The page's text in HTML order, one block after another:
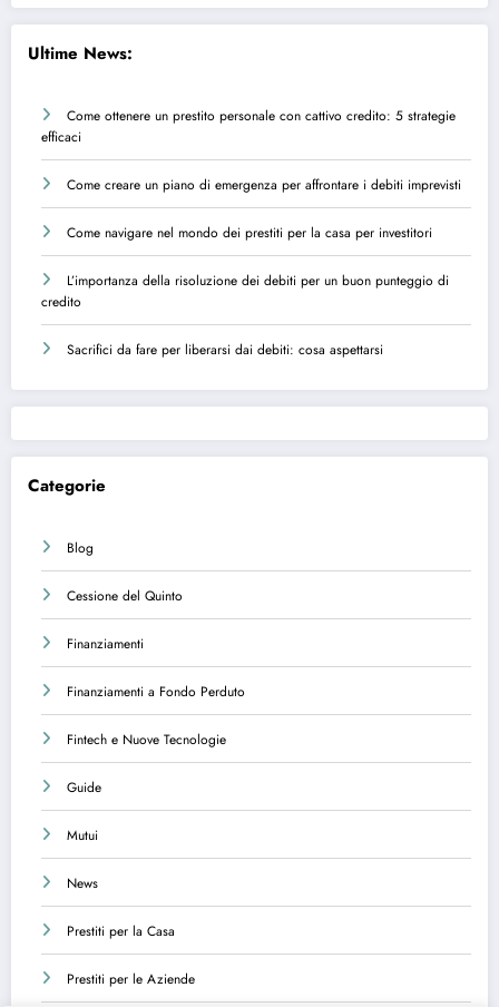
Ultime News:
Come ottenere un prestito personale con cattivo credito: 5 strategie
efficaci
Come creare un piano di emergenza per affrontare i debiti imprevisti
Come navigare nel mondo dei prestiti per la casa per investitori
L’importanza della risoluzione dei debiti per un buon punteggio di
credito
Sacrifici da fare per liberarsi dai debiti: cosa aspettarsi
Categorie
Blog
Cessione del Quinto
Finanziamenti
Finanziamenti a Fondo Perduto
Fintech e Nuove Tecnologie
Guide
Mutui
News
Prestiti per la Casa
Prestiti per le Aziende